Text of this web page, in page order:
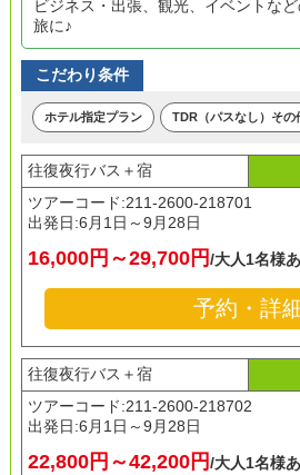
ビジネス・出張、観光、イベントな
旅に♪
こだわり条件
ホテル指定プラン TDR（パスなし）その
往復夜行バス＋宿
ツアーコード:211-2600-218701
出発日:6月1日～9月28日
16,000円～29,700円/大人1名様
予約・詳
往復夜行バス＋宿
ツアーコード:211-2600-218702
出発日:6月1日～9月28日
22,800円～42,200円/大人1名様